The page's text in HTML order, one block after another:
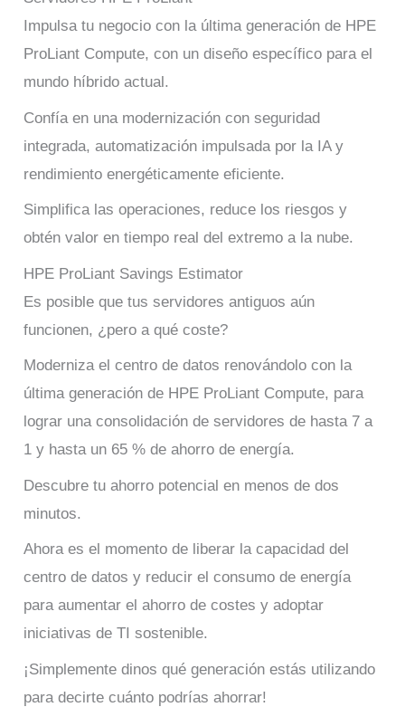
Impulsa tu negocio con la última generación de HPE
ProLiant Compute, con un diseño específico para el
mundo híbrido actual.
Confía en una modernización con seguridad
integrada, automatización impulsada por la IA y
rendimiento energéticamente eficiente.
Simplifica las operaciones, reduce los riesgos y
obtén valor en tiempo real del extremo a la nube.
HPE ProLiant Savings Estimator
Es posible que tus servidores antiguos aún
funcionen, ¿pero a qué coste?
Moderniza el centro de datos renovándolo con la
última generación de HPE ProLiant Compute, para
lograr una consolidación de servidores de hasta 7 a
1 y hasta un 65 % de ahorro de energía.
Descubre tu ahorro potencial en menos de dos
minutos.
Ahora es el momento de liberar la capacidad del
centro de datos y reducir el consumo de energía
para aumentar el ahorro de costes y adoptar
iniciativas de TI sostenible.
¡Simplemente dinos qué generación estás utilizando
para decirte cuánto podrías ahorrar!